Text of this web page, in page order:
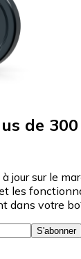
de
jour sur le
les
dans votre
S'abonner